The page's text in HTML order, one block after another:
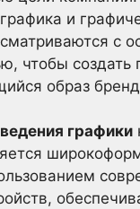
и
с
чтобы создать
образ
графики